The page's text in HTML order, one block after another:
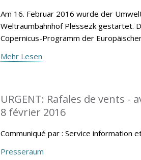
Am 16. Februar 2016 wurde der
Weltraumbahnhof Plessezk gestartet.
Copernicus-Programm der
Mehr Lesen
URGENT: Rafales de vents
8 février 2016
Communiqué par : Service information
Presseraum